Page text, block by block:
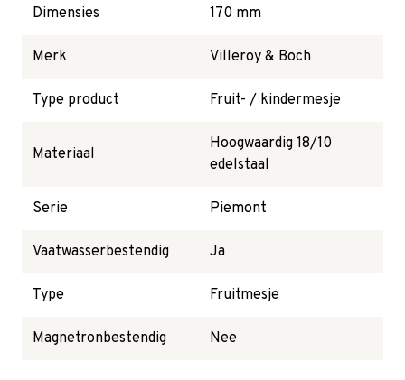
Dimensies 170 mm
Merk Villeroy & Boch
Type product Fruit- / kindermesje
Materiaal
Hoogwaardig 18/10
edelstaal
Serie Piemont
Vaatwasserbestendig Ja
Type Fruitmesje
Magnetronbestendig Nee